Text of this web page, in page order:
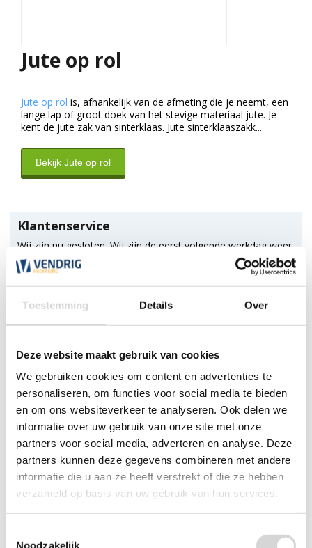
Toestemming Details Over
Deze website maakt gebruik van cookies
We gebruiken cookies om content en advertenties te
personaliseren, om functies voor social media te bieden
en om ons websiteverkeer te analyseren. Ook delen we
informatie over uw gebruik van onze site met onze
partners voor social media, adverteren en analyse. Deze
partners kunnen deze gegevens combineren met andere
informatie die u aan ze heeft verstrekt of die ze hebben
verzameld op basis van uw gebruik van hun services.
Noodzakelijk
Jute op rol
Jute op rol is, afhankelijk van de afmeting die je neemt, een
lange lap of groot doek van het stevige materiaal jute. Je
kent de jute zak van sinterklaas. Jute sinterklaaszakk...
Bekijk Jute op rol
Klantenservice
Wij zijn nu gesloten. Wij zijn de eerst volgende werkdag weer
open tussen 7:30 en 17:30 uur.
*Magazijn heeft andereopeningstijden.
0348 4791 95
WhatsApp 0348 479195
Mailen
Offerte aanvragen Vraag een speciale prijs op bij ons, wij
kijken naar de mogelijkheden.